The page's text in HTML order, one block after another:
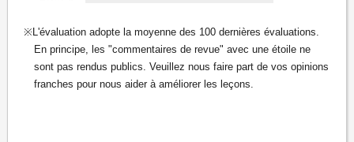
L'évaluation adopte la moyenne des 100 dernières évaluations.
En principe, les "commentaires de revue" avec une étoile ne
sont pas rendus publics. Veuillez nous faire part de vos opinions
franches pour nous aider à améliorer les leçons.